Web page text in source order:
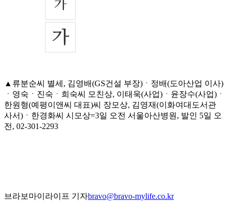
▲류분순씨 별세, 김영배(GS건설 부장)ㆍ정배(도아산업 이사)
ㆍ영숙ㆍ진숙ㆍ희숙씨 모친상, 이태욱(사업)ㆍ윤장수(사업)ㆍ
한원형(예평이앤씨 대표)씨 장모상, 김영재(이화여대도서관
사서)ㆍ한경화씨 시모상=3일 오전 서울아산병원, 발인 5일 오
전, 02-301-2293
브라보마이라이프 기자bravo@bravo-mylife.co.kr